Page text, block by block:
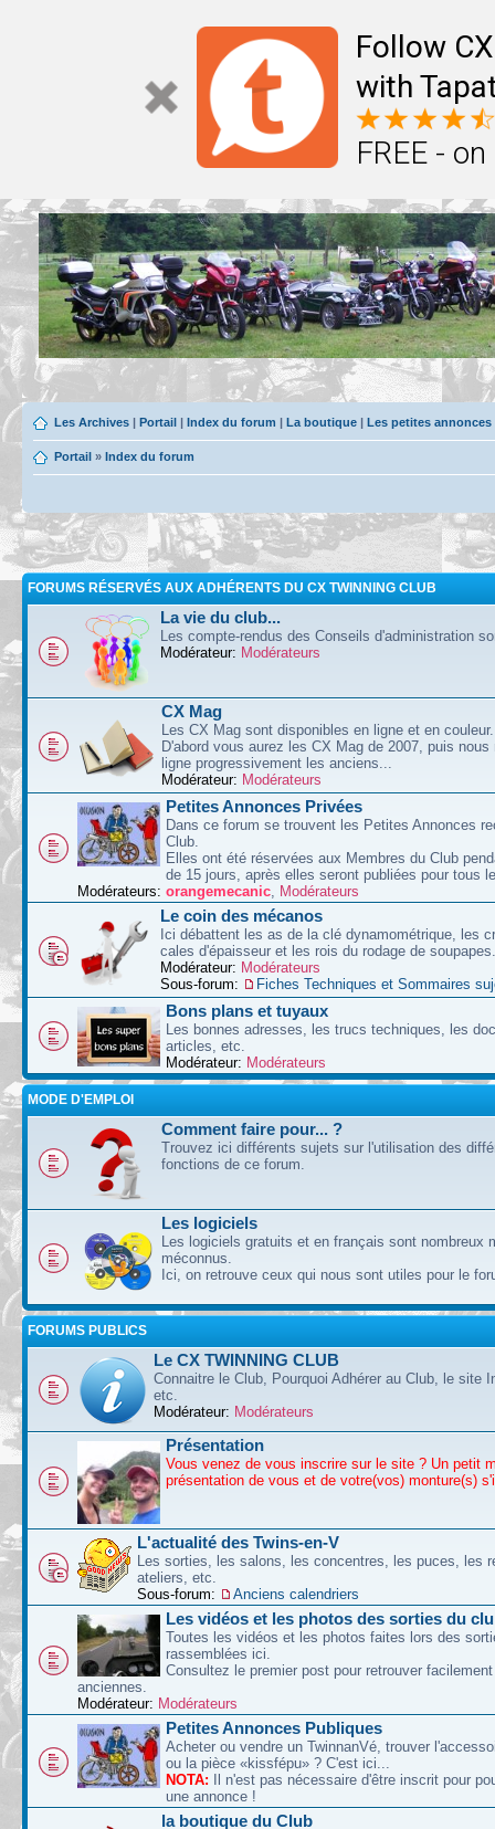
Follow
with
FREE -
Les Archives | Portail | Index du forum | La boutique | Les petites
Portail » Index du forum
FORUMS RÉSERVÉS AUX ADHÉRENTS DU CX TWINNING CLUB
La vie du club...
Les compte-rendus des Conseils d'administration
Modérateur: Modérateurs
CX Mag
Les CX Mag sont disponibles en ligne et en couleur.
D'abord vous aurez les CX Mag de 2007, puis nous
ligne progressivement les anciens...
Modérateur: Modérateurs
Petites Annonces Privées
Dans ce forum se trouvent les Petites Annonces
Club.
Elles ont été réservées aux Membres du Club
de 15 jours, après elles seront publiées pour tous
Modérateurs: orangemecanic, Modérateurs
Le coin des mécanos
Ici débattent les as de la clé dynamométrique, les
cales d'épaisseur et les rois du rodage de soupapes.
Modérateur: Modérateurs
Sous-forum:
Fiches Techniques et Sommaires
Bons plans et tuyaux
Les bonnes adresses, les trucs techniques, les
articles, etc.
Modérateur: Modérateurs
MODE D'EMPLOI
Comment faire pour... ?
Trouvez ici différents sujets sur l'utilisation des
fonctions de ce forum.
Les logiciels
Les logiciels gratuits et en français sont nombreux
méconnus.
Ici, on retrouve ceux qui nous sont utiles pour le
FORUMS PUBLICS
Le CX TWINNING CLUB
Connaitre le Club, Pourquoi Adhérer au Club, le site
etc.
Modérateur: Modérateurs
Présentation
Vous venez de vous inscrire sur le site ? Un petit
présentation de vous et de votre(vos) monture(s)
L'actualité des Twins-en-V
Les sorties, les salons, les concentres, les puces, les
ateliers, etc.
Sous-forum:
Anciens calendriers
Les vidéos et les photos des sorties du
Toutes les vidéos et les photos faites lors des
rassemblées ici.
Consultez le premier post pour retrouver
anciennes.
Modérateur: Modérateurs
Petites Annonces Publiques
Acheter ou vendre un TwinnanVé, trouver
ou la pièce «kissfépu» ? C'est ici...
NOTA: Il n'est pas nécessaire d'être inscrit pour
une annonce !
la boutique du Club